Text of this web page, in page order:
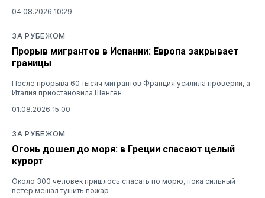
04.08.2026 10:29
ЗА РУБЕЖОМ
Прорыв мигрантов в Испании: Европа закрывает
границы
После прорыва 60 тысяч мигрантов Франция усилила проверки, а
Италия приостановила Шенген
01.08.2026 15:00
ЗА РУБЕЖОМ
Огонь дошел до моря: в Греции спасают целый
курорт
Около 300 человек пришлось спасать по морю, пока сильный
ветер мешал тушить пожар